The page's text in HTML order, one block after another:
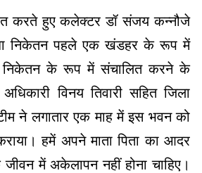
करते हुए कलेक्टर डॉ संजय कन्नौजे
निकेतन पहले एक खंडहर के रूप में
के रूप में संचालित करने के
विनय तिवारी सहित जिला
ने लगातार एक माह में इस भवन को
हमें अपने माता पिता का आदर
में अकेलापन नहीं होना चाहिए।